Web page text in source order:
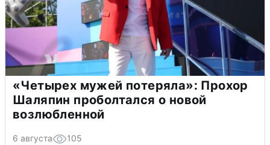
«Четырех мужей потеряла»: Прохор
Шаляпин проболтался о новой
возлюбленной
6 августа 105